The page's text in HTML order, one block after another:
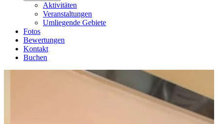
Aktivitäten
Veranstaltungen
Umliegende Gebiete
Fotos
Bewertungen
Kontakt
Buchen